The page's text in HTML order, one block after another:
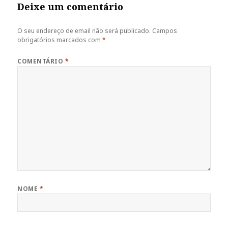
Deixe um comentário
O seu endereço de email não será publicado. Campos
obrigatórios marcados com*
COMENTÁRIO *
NOME *